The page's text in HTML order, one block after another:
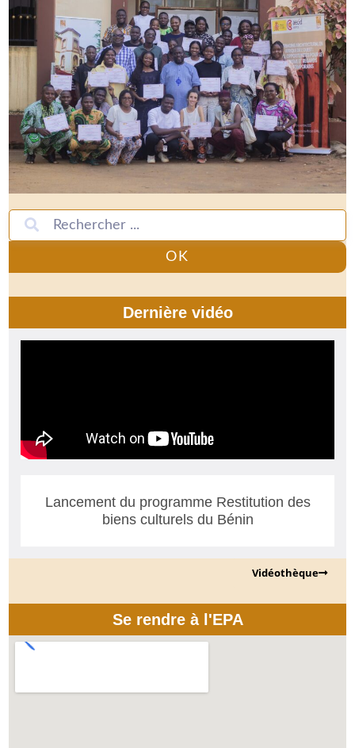
OK
Dernière vidéo
Lancement du programme Restitution des
biens culturels du Bénin
Vidéothèque
Se rendre à l'EPA